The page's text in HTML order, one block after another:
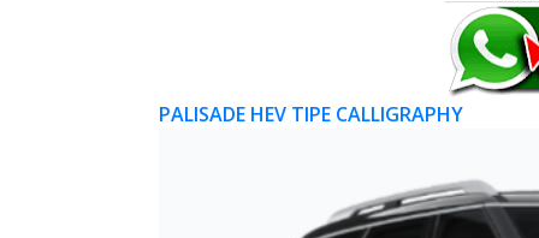
PALISADE HEV TIPE CALLIGRAPHY